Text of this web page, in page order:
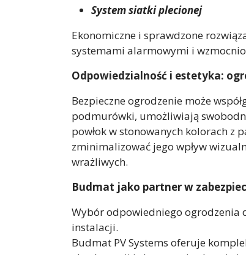
System siatki plecionej
Ekonomiczne i sprawdzone
systemami alarmowymi i
Odpowiedzialność i estetyka:
Bezpieczne ogrodzenie może
podmurówki, umożliwiają
powłok w stonowanych kolorach z
zminimalizować jego wpływ
wrażliwych.
Budmat jako partner w
Wybór odpowiedniego ogrodzenia
instalacji.
Budmat PV Systems oferuje